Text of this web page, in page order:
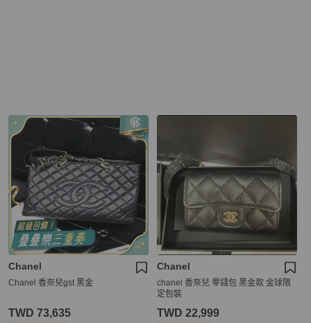
Chanel
Chanel 香奈兒gst 黑金
TWD 73,635
Chanel
chanel 香奈兒 零錢包 黑金款 金球限
定包裝
TWD 22,999